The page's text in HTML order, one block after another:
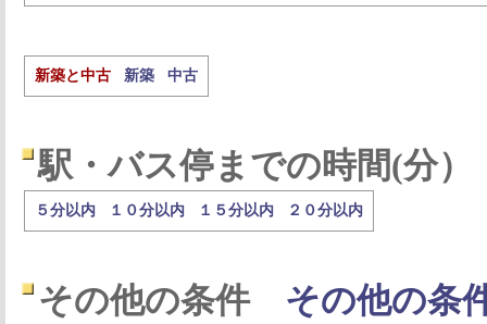
新築と中古 新築 中古
駅・バス停までの時間(分）
５分以内 １０分以内 １５分以内 ２０分以内
その他の条件 その他の条